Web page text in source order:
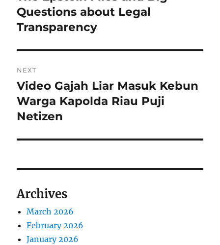
post:
Questions about Legal
Transparency
NEXT
Next
post:
Video Gajah Liar Masuk Kebun
Warga Kapolda Riau Puji
Netizen
Archives
March 2026
February 2026
January 2026